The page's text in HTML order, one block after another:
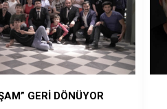
GERİ DÖNÜYOR